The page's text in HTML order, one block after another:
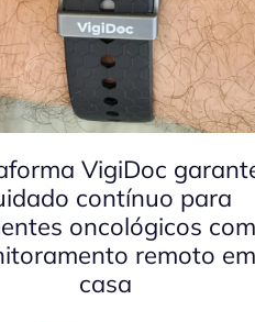
VigiDoc
contínuo para
oncológicos com
remoto em
casa